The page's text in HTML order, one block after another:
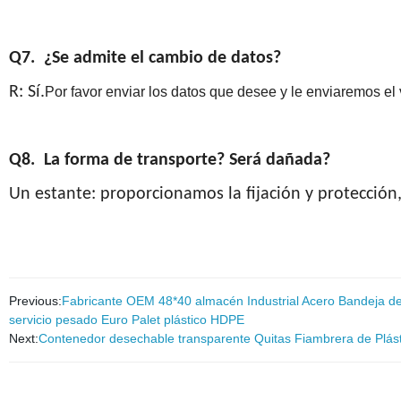
Q7. ¿Se admite el cambio de datos?
R: Sí.Por favor enviar los datos que desee y le enviaremos
Q8. La forma de transporte? Será dañada?
Un estante: proporcionamos la fijación y
Previous:Fabricante OEM 48*40 almacén Industrial Acero Bandeja
servicio pesado Euro Palet plástico HDPE
Next:Contenedor desechable transparente Quitas Fiambrera de